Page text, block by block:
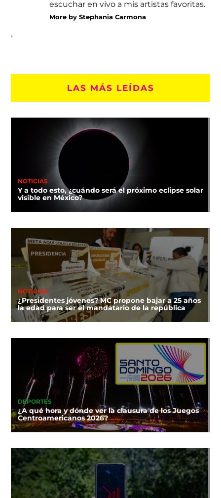
escuchar en vivo a mis artistas favoritas.
More by Stephania Carmona
LAS MÁS LEÍDAS
NOTICIAS
Y a todo esto, ¿cuándo será el próximo eclipse solar
visible en México?
NOTICIAS
¿Presidentes jóvenes? MC propone bajar a 25 años
la edad para ser el mandatario de la república
DEPORTES
¿A qué hora y dónde ver la clausura de los Juegos
Centroamericanos 2026?